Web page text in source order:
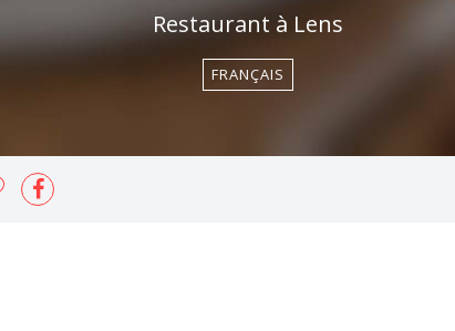
Restaurant à Lens
FRANÇAIS